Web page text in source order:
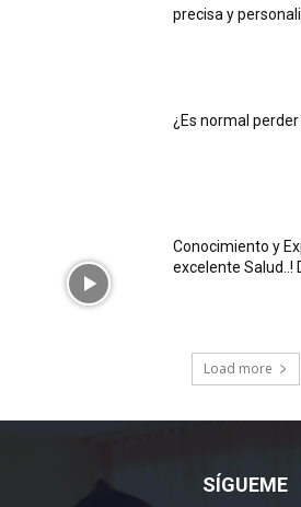
precisa y
¿Es normal
Conocimiento y
excelente Salud..!
Load more
SÍGUEME